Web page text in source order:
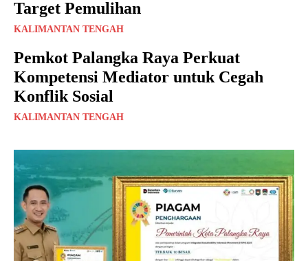
Target Pemulihan
KALIMANTAN TENGAH
Pemkot Palangka Raya Perkuat
Kompetensi Mediator untuk Cegah
Konflik Sosial
KALIMANTAN TENGAH